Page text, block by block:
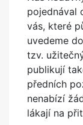
pojednával
vás, které
uvedeme
tzv.
publikují
předních
nenabízí
lákají na